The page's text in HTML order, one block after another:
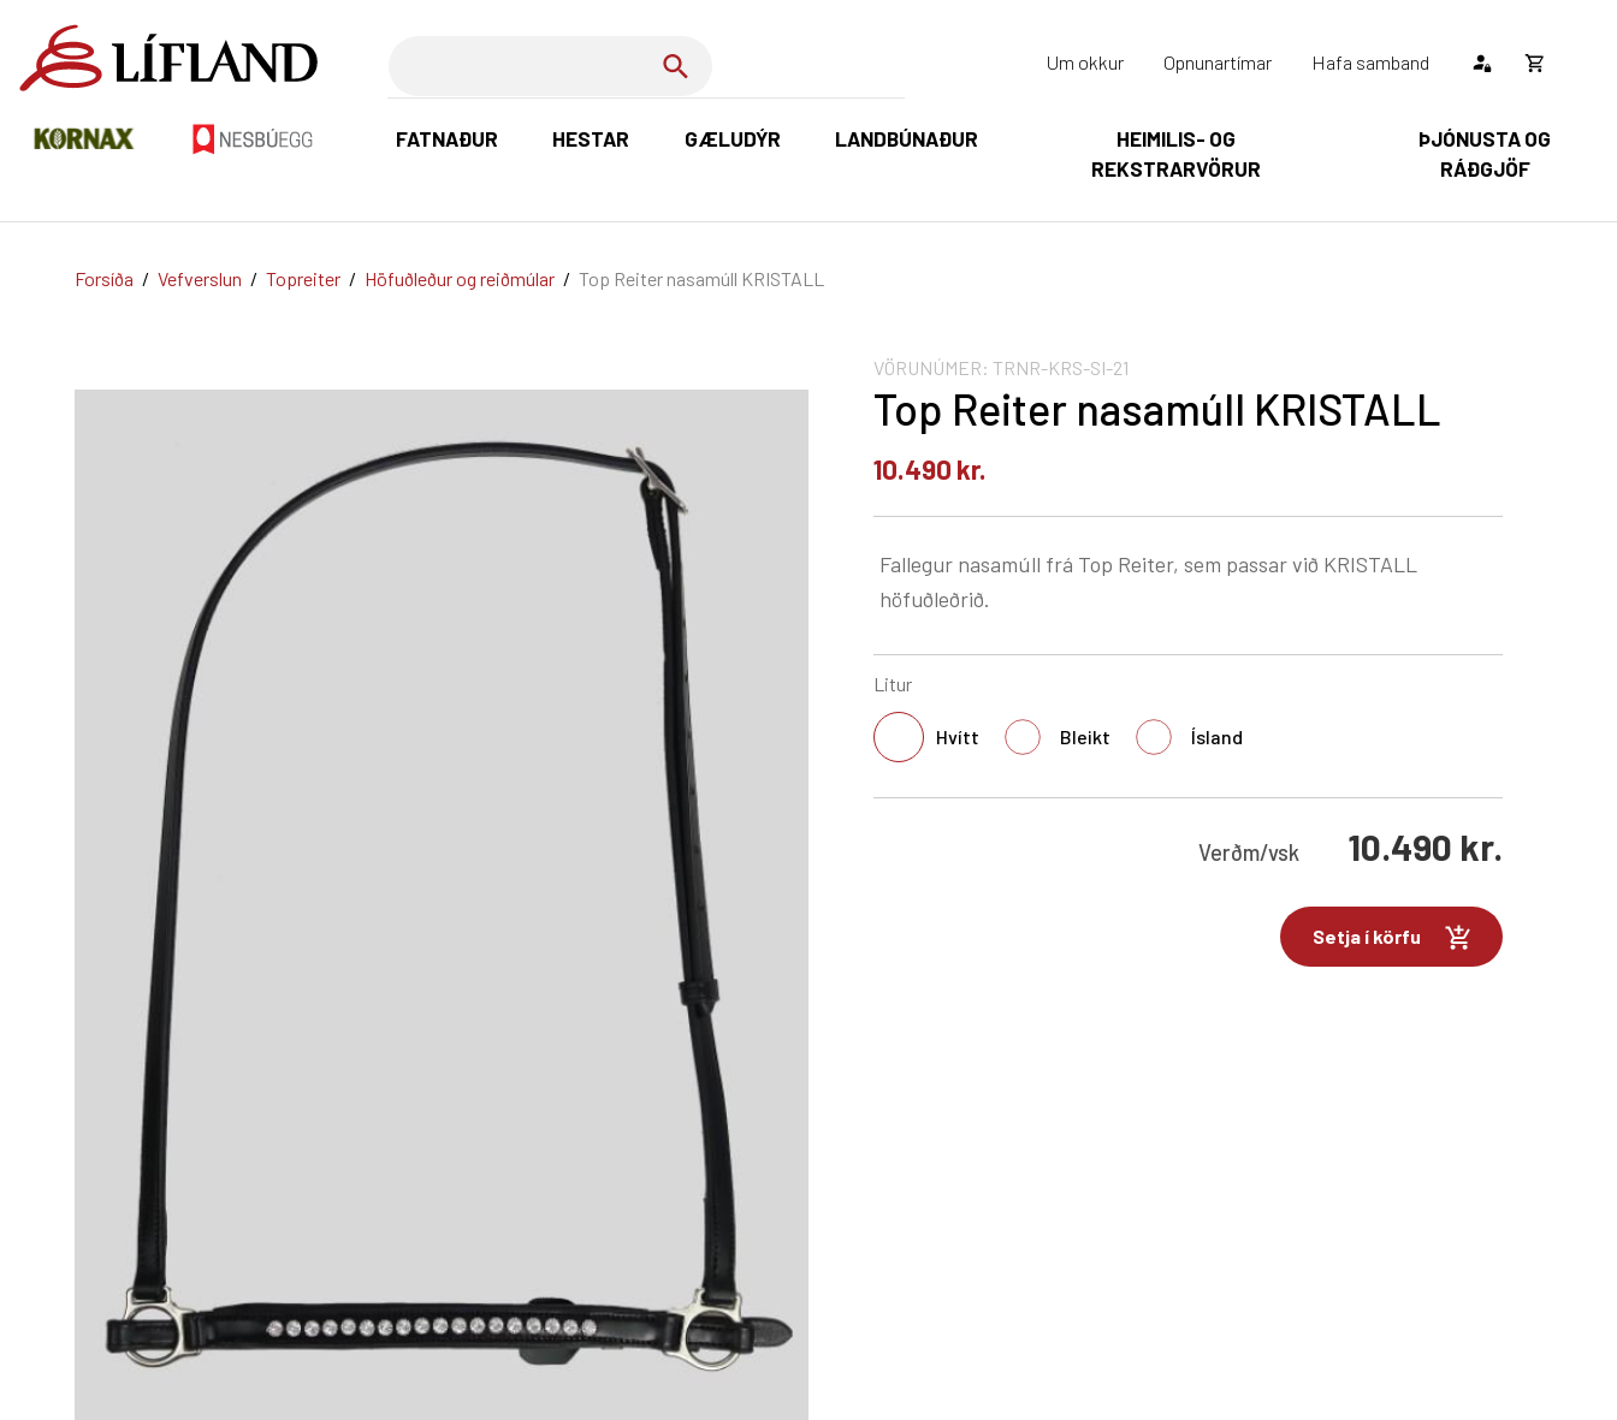
FATNAÐUR HESTAR GÆLUDÝR LANDBÚNAÐUR
HEIMILIS- OG
REKSTRARVÖRUR
ÞJÓNUSTA OG
RÁÐGJÖF
Um okkur Opnunartímar Hafa samband
Opna
Karfan þín
körfu
Forsíða / Vefverslun / Topreiter / Höfuðleður og reiðmúlar / Top Reiter nasamúll KRISTALL
VÖRUNÚMER: TRNR-KRS-SI-21
Top Reiter nasamúll KRISTALL
10.490 kr.
Fallegur nasamúll frá Top Reiter, sem passar við KRISTALL
höfuðleðrið.
Litur
Hvítt Bleikt Ísland
Verðm/vsk 10.490 kr.
Setja í körfu